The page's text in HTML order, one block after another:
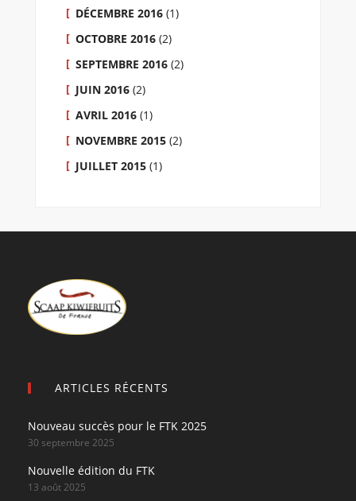
DÉCEMBRE 2016 (1)
OCTOBRE 2016 (2)
SEPTEMBRE 2016 (2)
JUIN 2016 (2)
AVRIL 2016 (1)
NOVEMBRE 2015 (2)
JUILLET 2015 (1)
ARTICLES RÉCENTS
Nouveau succès pour le FTK 2025
30 septembre 2025
Nouvelle édition du FTK
13 août 2025